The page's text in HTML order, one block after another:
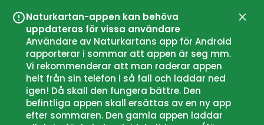
Naturkartan-appen kan behöva
uppdateras för vissa användare
Användare av Naturkartans app för Android
rapporterar i sommar att appen är seg mm.
Vi rekommenderar att man raderar appen
helt från sin telefon i så fall och laddar ned
igen! Då skall den fungera bättre. Den
befintliga appen skall ersättas av en ny app
efter sommaren. Den gamla appen laddar